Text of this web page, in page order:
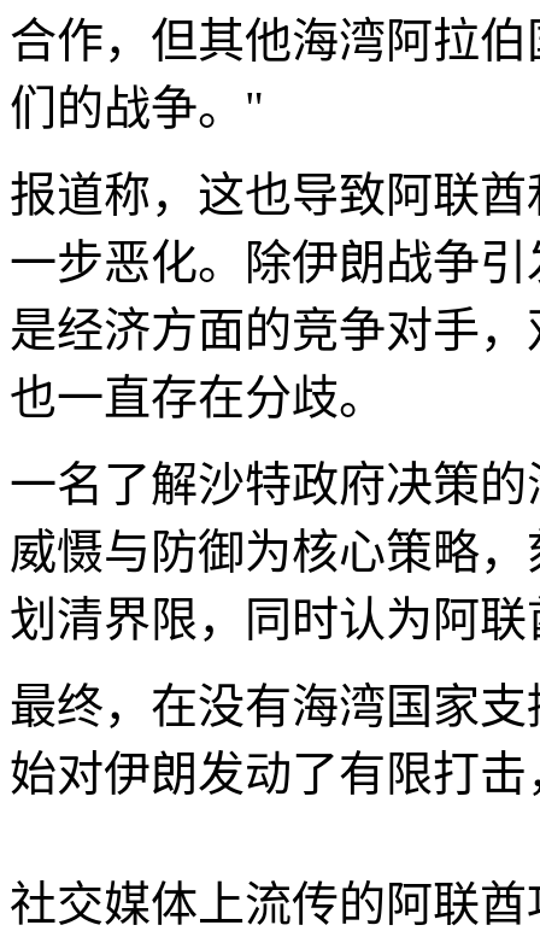
合作，但其他海湾阿拉
们的战争。"
报道称，这也导致阿联
一步恶化。除伊朗战争
是经济方面的竞争对手
也一直存在分歧。
一名了解沙特政府决策
威慑与防御为核心策略
划清界限，同时认为阿
最终，在没有海湾国家
始对伊朗发动了有限打
社交媒体上流传的阿联